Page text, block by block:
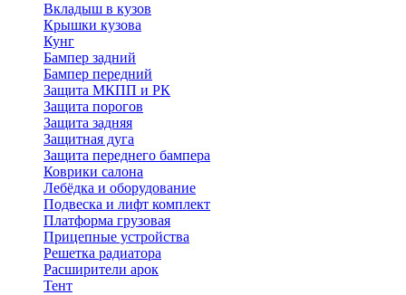
Вкладыш в кузов
Крышки кузова
Кунг
Бампер задний
Бампер передний
Защита МКПП и РК
Защита порогов
Защита задняя
Защитная дуга
Защита переднего бампера
Коврики салона
Лебёдка и оборудование
Подвеска и лифт комплект
Платформа грузовая
Прицепные устройства
Решетка радиатора
Расширители арок
Тент